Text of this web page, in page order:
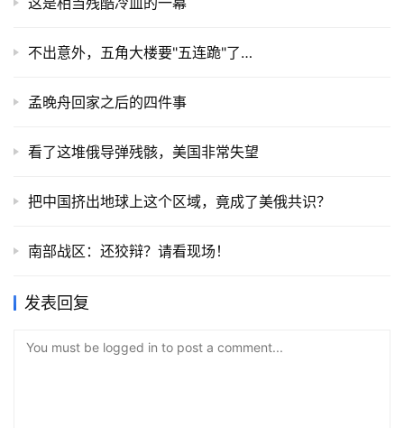
不出意外，五角大楼要"五连跪"了…
孟晚舟回家之后的四件事
看了这堆俄导弹残骸，美国非常失望
把中国挤出地球上这个区域，竟成了美俄共识？
南部战区：还狡辩？请看现场！
发表回复
You must be logged in to post a comment...